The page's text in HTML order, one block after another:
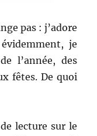
pas : j’adore
je
l’année, des
fêtes. De quoi
lecture sur le